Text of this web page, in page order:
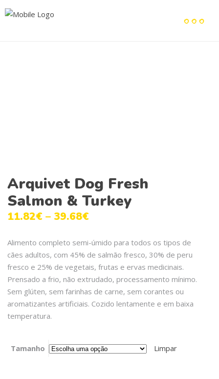
Arquivet Dog Fresh
Salmon & Turkey
11.82€ – 39.68€
Alimento completo semi-úmido para todos os tipos de
cães adultos, com 45% de salmão fresco, 30% de peru
fresco e 25% de vegetais, frutas e ervas medicinais.
Prensado a frio, não extrudado, processamento mínimo.
Sem glúten, sem farinhas de carne, sem corantes ou
aromatizantes artificiais. Cozido lentamente e em baixa
temperatura.
Tamanho Limpar